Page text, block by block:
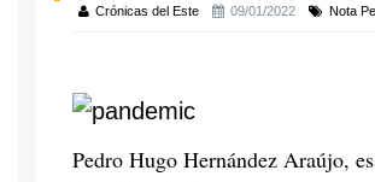
Crónicas del Este 09/01/2022 Nota
Pedro Hugo Hernández Araújo,